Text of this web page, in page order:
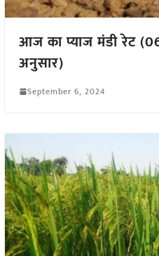
आज का प्याज मंडी रेट
अनुसार)
September 6, 2024